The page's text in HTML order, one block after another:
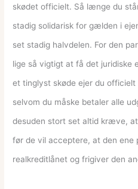
skødet officielt. Så længe du
stadig solidarisk for gælden i
set stadig halvdelen. For den
lige så vigtigt at få det juridiske
et tinglyst skøde ejer du
selvom du måske betaler alle
desuden stort set altid kræve,
før de vil acceptere, at den ene
realkreditlånet og frigiver den